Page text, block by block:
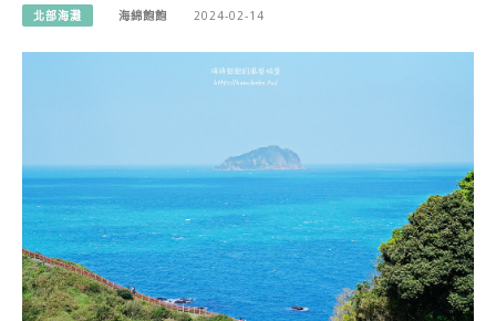
北部海灘 海綿飽飽 2024-02-14